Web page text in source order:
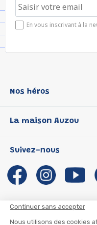
Continuer sans accepter
Nous utilisons des cookies
En vous inscrivant à la
Nos héros
P'tit Loup
Les Influenceuses
Migali
Petite Taupe
La maison Auzou
Notre histoire
Auzou s'engage
Auteurs et illustrateurs
Suivez-nous